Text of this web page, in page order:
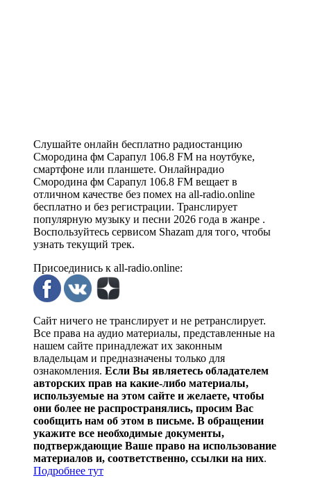
Слушайте онлайн бесплатно радиостанцию
Смородина фм Сарапул 106.8 FM на ноутбуке,
смартфоне или планшете. Онлайнрадио
Смородина фм Сарапул 106.8 FM вещает в
отличном качестве без помех на all-radio.online
бесплатно и без регистрации. Транслирует
популярную музыку и песни 2026 года в жанре .
Воспользуйтесь сервисом Shazam для того, чтобы
узнать текущий трек.
Присоединись к all-radio.online:
Сайт ничего не транслирует и не ретранслирует.
Все права на аудио материалы, представленные на
нашем сайте принадлежат их законным
владельцам и предназначены только для
ознакомления. Если Вы являетесь обладателем
авторских прав на какие-либо материалы,
используемые на этом сайте и желаете, чтобы
они более не распространялись, просим Вас
сообщить нам об этом в письме. В обращении
укажите все необходимые документы,
подтверждающие Ваше право на использование
материалов и, соответственно, ссылки на них.
Подробнее тут